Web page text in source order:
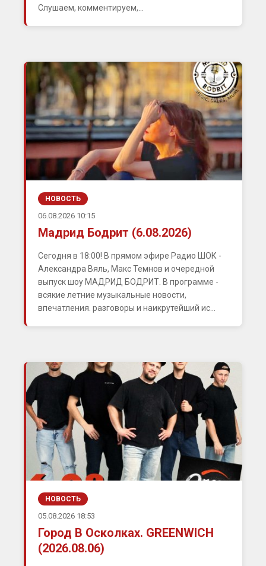
Слушаем, комментируем,...
НОВОСТЬ
06.08.2026 10:15
Мадрид Бодрит (6.08.2026)
Сегодня в 18:00! В прямом эфире Радио ШОК -
Александра Вяль, Макс Темнов и очередной
выпуск шоу МАДРИД БОДРИТ. В программе -
всякие летние музыкальные новости,
впечатления. разговоры и наикрутейший ис...
НОВОСТЬ
05.08.2026 18:53
Город В Осколках. GREENWICH
(2026.08.06)